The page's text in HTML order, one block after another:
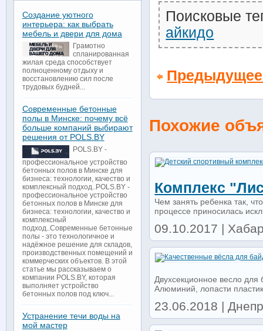
Поисковые
айкидо
Похожие
Комплекс
Чем занять ребенка так,
процессе приносилась
09.10.2017 |
Двухсекционное весло
Алюминий, лопасти
23.06.2018 |
Создание уютного
интерьера: как выбрать
мебель и двери для дома
Грамотно
спланированная
жилая среда способствует
полноценному отдыху и
восстановлению сил после
трудовых будней...
Современные бетонные
полы в Минске: почему всё
больше компаний выбирают
решения от POLS.BY
POLS.BY -
профессиональное устройство
бетонных полов в Минске для
бизнеса: технологии, качество и
комплексный подход..POLS.BY -
профессиональное устройство
бетонных полов в Минске для
бизнеса: технологии, качество и
комплексный
подход..Современные бетонные
полы - это технологичное и
надёжное решение для складов,
производственных помещений и
коммерческих объектов. В этой
статье мы рассказываем о
компании POLS.BY, которая
выполняет устройство
бетонных полов под ключ...
Устранение течи воды на
мой мастер